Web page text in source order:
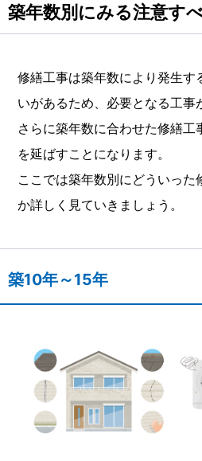
築年数別にみる注意す
修繕工事は築年数により発生す
いがあるため、必要となる工事
さらに築年数に合わせた修繕工
を延ばすことになります。
ここでは築年数別にどういっ
か詳しく見ていきましょう。
築10年～15年